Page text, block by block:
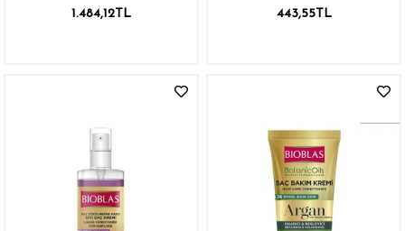
Kremi 200 ml
1.484,12TL
Kremi 200 ml
443,55TL